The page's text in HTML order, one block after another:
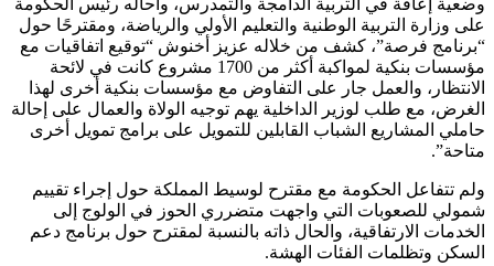
على وزارة التربية الوطنية والتعليم الأولي والرياضة، ومقترحًا حول
“برنامج فرصة”، كشف من خلاله عزيز أخنوش “توقيع اتفاقيات مع
مؤسسات بنكية لمواكبة أكثر من 1700 مشروع كانت في لائحة
الانتظار، والعمل جار على التفاوض مع مؤسسات بنكية أخرى لهذا
الغرض، مع طلب لوزير الداخلية يهم توجيه الولاة والعمال على إحالة
حاملي المشاريع الشباب القابلين للتمويل على برامج تمويل أخرى
متاحة”.
ولم تتفاعل الحكومة مع مقترح لوسيط المملكة حول إجراء تقييم
شمولي للصعوبات التي واجهت متضرري الحوز في الولوج إلى
الخدمات الارتفاقية، والحال ذاته بالنسبة لمقترح حول برنامج دعم
السكن وتظلمات الفئات الهشة.